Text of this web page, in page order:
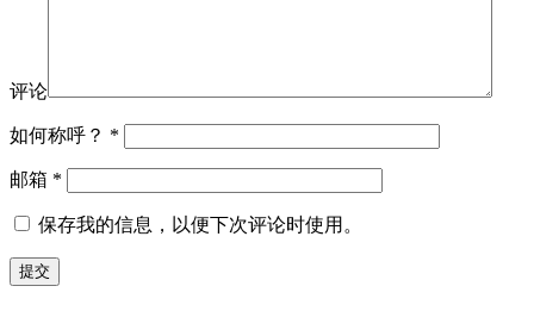
评论
如何称呼？ *
邮箱 *
保存我的信息，以便下次评论时使用。